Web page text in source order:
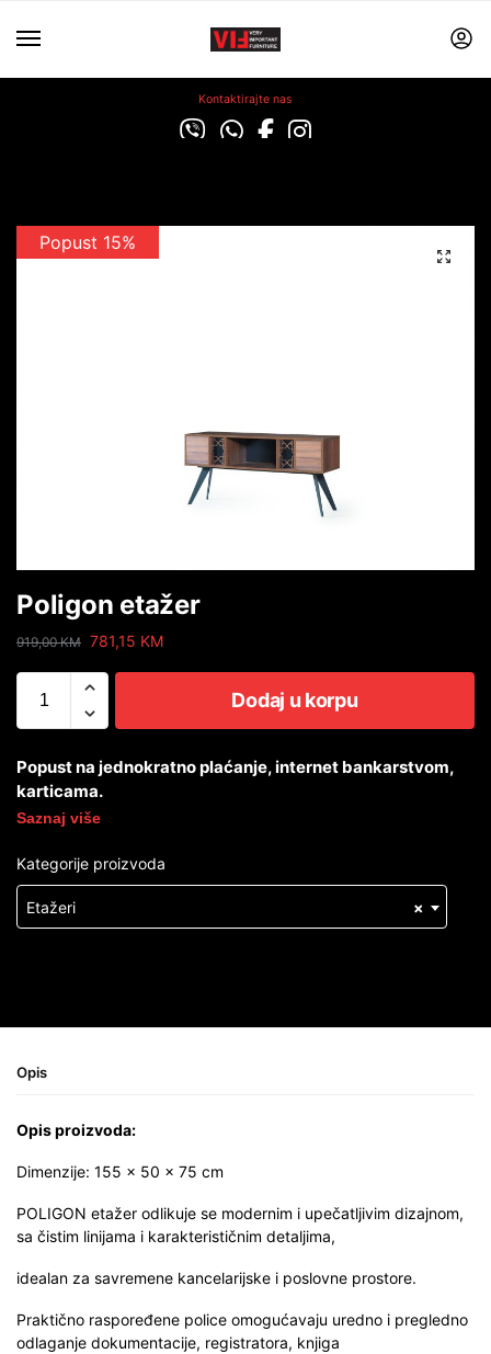
Kontaktirajte nas
Popust 15%
Poligon etažer
919,00KM 781,15 KM
Dodaj u korpu
Popust na jednokratno plaćanje, internet bankarstvom,
karticama.
Saznaj više
Kategorije proizvoda
×
Etažeri
Opis
Opis proizvoda:
Dimenzije: 155 × 50 × 75 cm
POLIGON etažer odlikuje se modernim i upečatljivim dizajnom,
sa čistim linijama i karakterističnim detaljima,
idealan za savremene kancelarijske i poslovne prostore.
Praktično raspoređene police omogućavaju uredno i pregledno
odlaganje dokumentacije, registratora, knjiga